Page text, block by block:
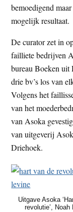
bemoedigend
mogelijk resultaat.
De curator zet in
failliete bedrijven
bureau Boeken uit
drie bv’s los van
Volgens het
van het
van Asoka
van uitgeverij
Driehoek.
Uitgave Asoka
revolutie’, Noah